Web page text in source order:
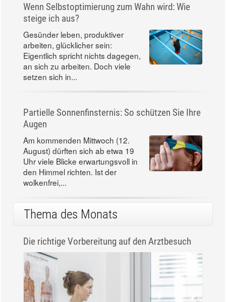
Wenn Selbstoptimierung zum Wahn wird: Wie
steige ich aus?
Gesünder leben, produktiver
arbeiten, glücklicher sein:
Eigentlich spricht nichts dagegen,
an sich zu arbeiten. Doch viele
setzen sich in...
Partielle Sonnenfinsternis: So schützen Sie Ihre
Augen
Am kommenden Mittwoch (12.
August) dürften sich ab etwa 19
Uhr viele Blicke erwartungsvoll in
den Himmel richten. Ist der
wolkenfrei,...
Thema des Monats
Die richtige Vorbereitung auf den Arztbesuch